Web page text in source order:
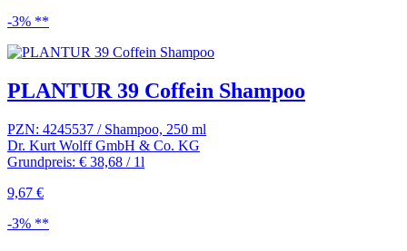
-3% **
PLANTUR 39 Coffein Shampoo
PZN: 4245537 / Shampoo, 250 ml
Dr. Kurt Wolff GmbH & Co. KG
Grundpreis: € 38,68 / 1l
9,67 €
-3% **